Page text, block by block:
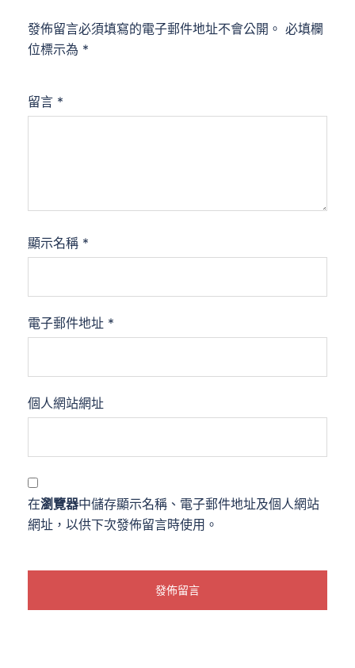
發佈留言必須填寫的電子郵件地址不會公開。 必填欄
位標示為 *
留言 *
顯示名稱 *
電子郵件地址 *
個人網站網址
在瀏覽器中儲存顯示名稱、電子郵件地址及個人網站
網址，以供下次發佈留言時使用。